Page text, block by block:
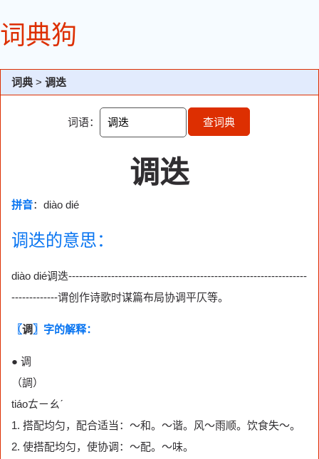
词典狗
词典 > 调迭
词语： 查词典
调迭
拼音：diào dié
调迭的意思：
diào dié调迭-------------------------------------------------------------------
-------------谓创作诗歌时谋篇布局协调平仄等。
〖调 〗字的解释：
● 调
（調）
tiáoㄊㄧㄠˊ
1. 搭配均匀，配合适当：～和。～谐。风～雨顺。饮食失～。
2. 使搭配均匀，使协调：～配。～味。